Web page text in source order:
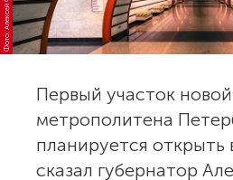
Первый участок
метрополитена
планируется открыть
сказал губернатор